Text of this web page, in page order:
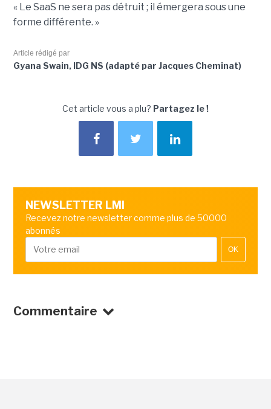
« Le SaaS ne sera pas détruit ; il émergera sous une
forme différente. »
Article rédigé par
Gyana Swain, IDG NS (adapté par Jacques Cheminat)
Cet article vous a plu? Partagez le !
NEWSLETTER LMI
Recevez notre newsletter comme plus de 50000
abonnés
OK
Commentaire